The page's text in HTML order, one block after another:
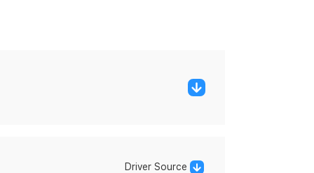
Driver Source